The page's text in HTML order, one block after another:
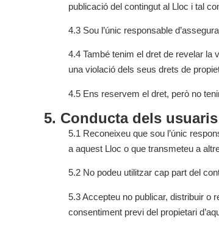
publicació del contingut al Lloc i tal
4.3 Sou l’únic responsable
4.4 També tenim el dret de revelar la
una violació dels seus drets de
4.5 Ens reservem el dret, però no
5. Conducta dels usuaris
5.1 Reconeixeu que sou l’únic
a aquest Lloc o que transmeteu a
5.2 No podeu utilitzar cap part del
5.3 Accepteu no publicar, distribuir o
consentiment previ del propietari